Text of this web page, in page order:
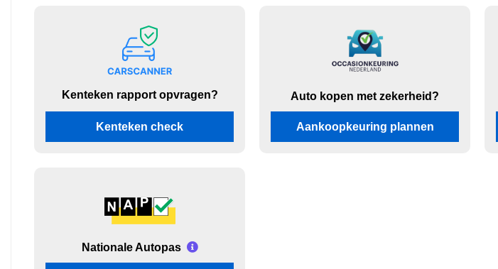
Kenteken rapport opvragen?
Kenteken check
Auto kopen met zekerheid?
Aankoopkeuring plannen
Nationale Autopas